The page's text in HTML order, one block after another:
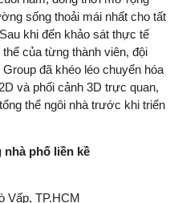
sống thoải mái nhất cho tất
khi đến khảo sát thực tế
của từng thành viên, đội
đã khéo léo chuyển hóa
và phối cảnh 3D trực quan,
thể ngôi nhà trước khi triển
phố liền kề
Vấp, TP.HCM